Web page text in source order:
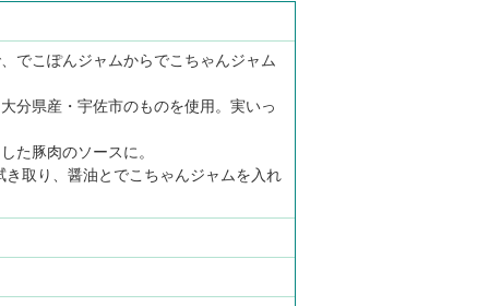
でこぽんジャムからでこちゃんジャム
分県産・宇佐市のものを使用。実いっ
た豚肉のソースに。
取り、醤油とでこちゃんジャムを入れ